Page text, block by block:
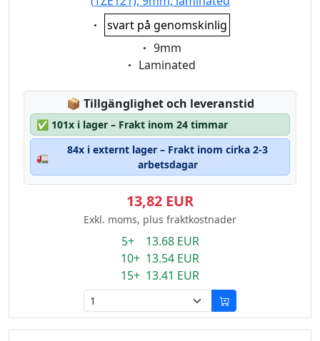
Eigenschaft:
svart på genomskinlig
Eigenschaft:
9mm
Eigenschaft:
Laminated
📦 Lagerstatus:
Tillgänglighet och leveranstid
✅ 101x i lager – Frakt inom 24 timmar
🚛
84x i externt lager – Frakt inom cirka 2-3
arbetsdagar
13,82 EUR
Exkl. moms, plus fraktkostnader
5+ 13.68 EUR
10+ 13.54 EUR
15+ 13.41 EUR